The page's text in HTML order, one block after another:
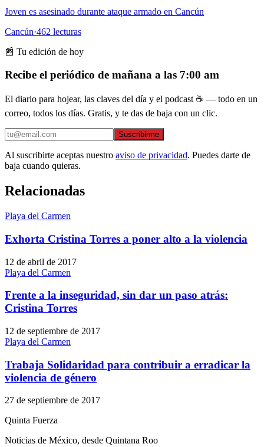
Joven es asesinado durante ataque armado en Cancún
Cancún·462 lecturas
📰 Tu edición de hoy
Recibe el periódico de mañana a las 7:00 am
El diario para hojear, las claves del día y el podcast ☕ — todo en un
correo, todos los días. Gratis, y te das de baja con un clic.
Suscribirme
Al suscribirte aceptas nuestro aviso de privacidad. Puedes darte de
baja cuando quieras.
Relacionadas
Playa del Carmen
Exhorta Cristina Torres a poner alto a la violencia
12 de abril de 2017
Playa del Carmen
Frente a la inseguridad, sin dar un paso atrás:
Cristina Torres
12 de septiembre de 2017
Playa del Carmen
Trabaja Solidaridad para contribuir a erradicar la
violencia de género
27 de septiembre de 2017
Quinta Fuerza
Noticias de México, desde Quintana Roo